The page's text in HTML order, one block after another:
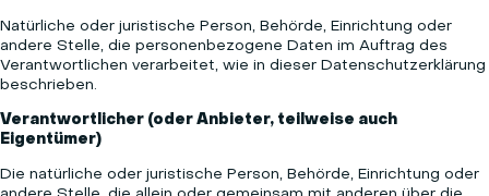
Natürliche oder juristische Person, Behörde, Einrichtung oder
andere Stelle, die personenbezogene Daten im Auftrag des
Verantwortlichen verarbeitet, wie in dieser Datenschutzerklärung
beschrieben.
Verantwortlicher (oder Anbieter, teilweise auch
Eigentümer)
Die natürliche oder juristische Person, Behörde, Einrichtung oder